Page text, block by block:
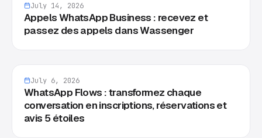
July 14, 2026
Appels WhatsApp Business : recevez et
passez des appels dans Wassenger
July 6, 2026
WhatsApp Flows : transformez chaque
conversation en inscriptions, réservations et
avis 5 étoiles